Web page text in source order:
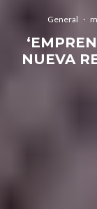
General ·
NUEVA